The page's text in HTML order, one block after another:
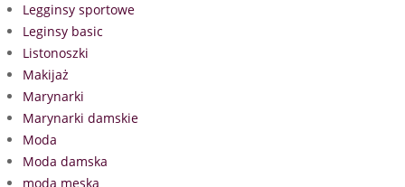
Legginsy sportowe
Leginsy basic
Listonoszki
Makijaż
Marynarki
Marynarki damskie
Moda
Moda damska
moda męska